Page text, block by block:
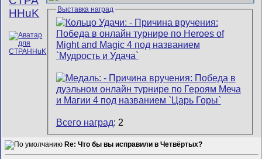
HHuK
Выставка наград
Всего наград: 2
Re: Что бы вы исправили в Четвёртых?